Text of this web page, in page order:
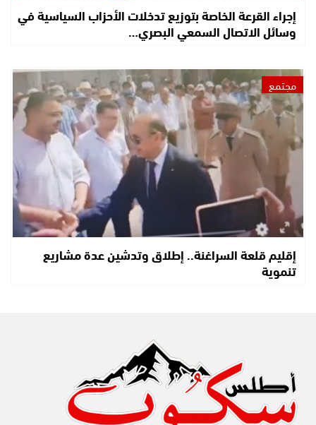
إجراء القرعة الخاصة بتوزيع تدخلات الأحزاب السياسية في
وسائل الاتصال السمعي البصري…
مجتمع
إقليم قلعة السراغنة.. إطلاق وتدشين عدة مشاريع
تنموية